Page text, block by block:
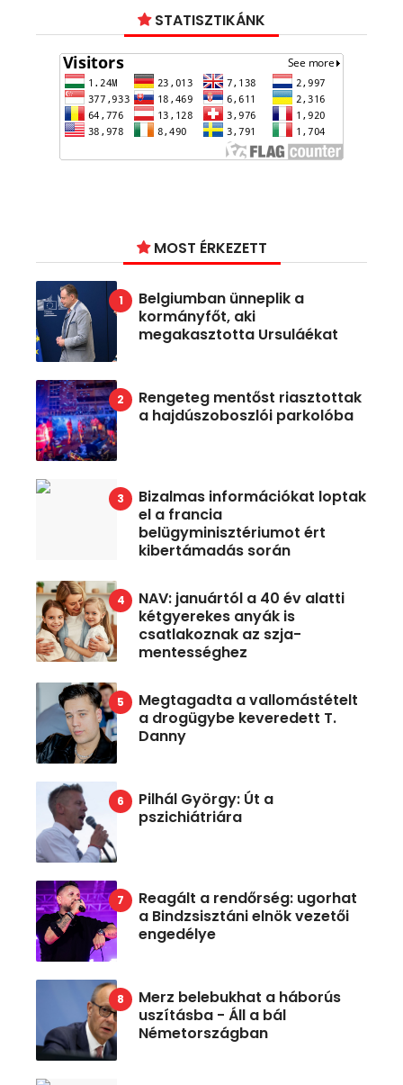
STATISZTIKÁNK
MOST ÉRKEZETT
Belgiumban ünneplik a
kormányfőt, aki
megakasztotta Ursuláékat
Rengeteg mentőst riasztottak
a hajdúszoboszlói parkolóba
Bizalmas információkat loptak
el a francia
belügyminisztériumot ért
kibertámadás során
NAV: januártól a 40 év alatti
kétgyerekes anyák is
csatlakoznak az szja-
mentességhez
Megtagadta a vallomástételt
a drogügybe keveredett T.
Danny
Pilhál György: Út a
pszichiátriára
Reagált a rendőrség: ugorhat
a Bindzsisztáni elnök vezetői
engedélye
Merz belebukhat a háborús
uszításba - Áll a bál
Németországban